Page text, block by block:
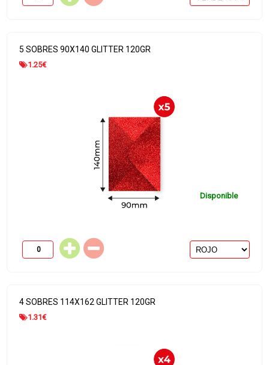
5 SOBRES 90X140 GLITTER 120GR
1.25€
Disponible
4 SOBRES 114X162 GLITTER 120GR
1.31€